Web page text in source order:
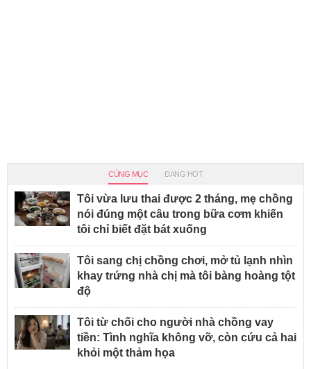
CÙNG MỤC ĐANG HOT
Tôi vừa lưu thai được 2 tháng, mẹ chồng
nói đúng một câu trong bữa cơm khiến
tôi chỉ biết đặt bát xuống
Tôi sang chị chồng chơi, mở tủ lạnh nhìn
khay trứng nhà chị mà tôi bàng hoàng tột
độ
Tôi từ chối cho người nhà chồng vay
tiền: Tình nghĩa không vỡ, còn cứu cả hai
khỏi một thảm họa